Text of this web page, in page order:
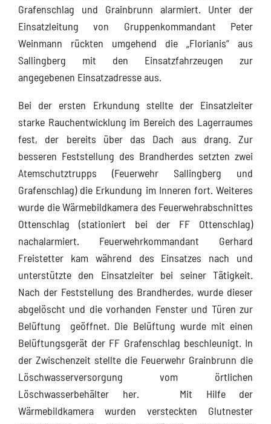
Grafenschlag und Grainbrunn alarmiert. Unter der
Einsatzleitung von Gruppenkommandant Peter
Weinmann rückten umgehend die „Florianis“ aus
Sallingberg mit den Einsatzfahrzeugen zur
angegebenen Einsatzadresse aus.
Bei der ersten Erkundung stellte der Einsatzleiter
starke Rauchentwicklung im Bereich des Lagerraumes
fest, der bereits über das Dach aus drang. Zur
besseren Feststellung des Brandherdes setzten zwei
Atemschutztrupps (Feuerwehr Sallingberg und
Grafenschlag) die Erkundung im Inneren fort. Weiteres
wurde die Wärmebildkamera des Feuerwehrabschnittes
Ottenschlag (stationiert bei der FF Ottenschlag)
nachalarmiert. Feuerwehrkommandant Gerhard
Freistetter kam während des Einsatzes nach und
unterstützte den Einsatzleiter bei seiner Tätigkeit.
Nach der Feststellung des Brandherdes, wurde dieser
abgelöscht und die vorhanden Fenster und Türen zur
Belüftung geöffnet. Die Belüftung wurde mit einen
Belüftungsgerät der FF Grafenschlag beschleunigt. In
der Zwischenzeit stellte die Feuerwehr Grainbrunn die
Löschwasserversorgung vom örtlichen
Löschwasserbehälter her. Mit Hilfe der
Wärmebildkamera wurden versteckten Glutnester